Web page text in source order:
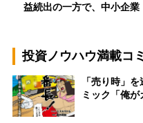
益続出の一方で、中小企
投資ノウハウ満載コ
「売り時」
ミック「俺が